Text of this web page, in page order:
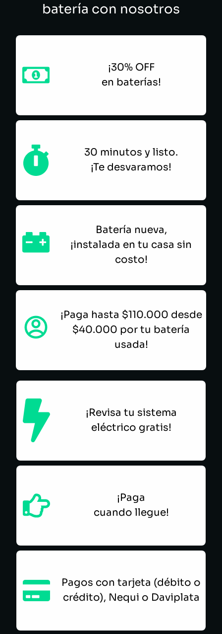
batería con nosotros
¡30% OFF
en baterías!
30 minutos y listo.
¡Te desvaramos!
Batería nueva,
¡instalada en tu casa sin
costo!
¡Paga hasta $110.000 desde
$40.000 por tu batería
usada!
¡Revisa tu sistema
eléctrico gratis!
¡Paga
cuando llegue!
Pagos con tarjeta (débito o
crédito), Nequi o Daviplata